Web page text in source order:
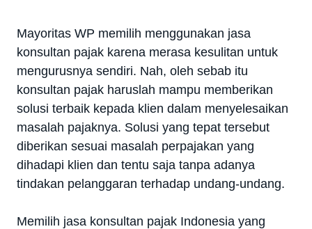
Mayoritas WP memilih menggunakan jasa
konsultan pajak karena merasa kesulitan untuk
mengurusnya sendiri. Nah, oleh sebab itu
konsultan pajak haruslah mampu memberikan
solusi terbaik kepada klien dalam menyelesaikan
masalah pajaknya. Solusi yang tepat tersebut
diberikan sesuai masalah perpajakan yang
dihadapi klien dan tentu saja tanpa adanya
tindakan pelanggaran terhadap undang-undang.
Memilih jasa konsultan pajak Indonesia yang